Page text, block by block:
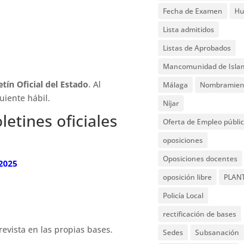
Oficial del Estado. Al
hábil.
oficiales
en las propias bases.
Fecha de Examen
Lista admitidos
Listas de Aprobados
Mancomunidad de
Málaga
Níjar
Oferta de Empleo
oposiciones
Oposiciones docentes
oposición libre
Policía Local
rectificación de bases
Sedes
Subsanación